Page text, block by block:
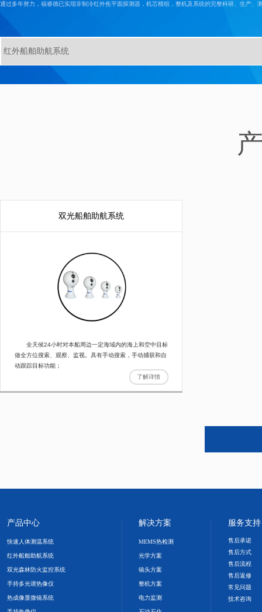
通过多年努力，福睿德已实现非制冷红外焦平面探测器，机芯模组，整机及系统的完整科研、生产、
双光船舶助航系统
全天候24小时对本船周边一定海域内的海上和空中目标
做全方位搜索、观察、监视。具有手动搜索，手动捕获和自
动跟踪目标功能；
了解详情
产品中心
快速人体测温系统
红外船舶助航系统
双光森林防火监控系统
手持多光谱热像仪
热成像显微镜系统
解决方案
MEMS热检测
光学方案
镜头方案
整机方案
电力监测
服务支持
售后承诺
售后方式
售后流程
售后返修
常见问题
技术咨询